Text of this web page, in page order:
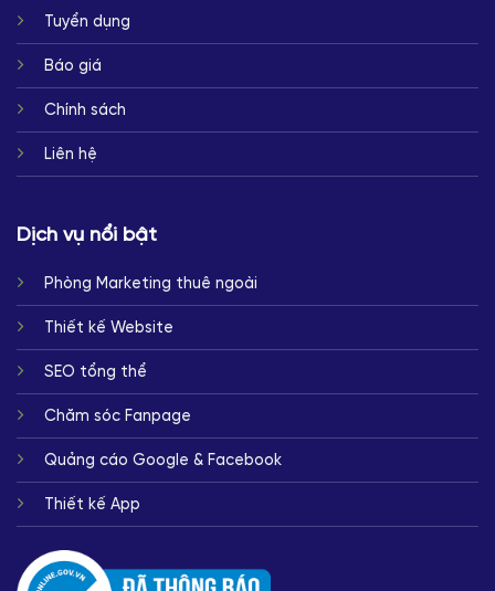
Tuyển dụng
Báo giá
Chính sách
Liên hệ
Dịch vụ nổi bật
Phòng Marketing thuê ngoài
Thiết kế Website
SEO tổng thể
Chăm sóc Fanpage
Quảng cáo Google & Facebook
Thiết kế App